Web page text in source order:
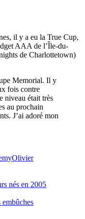
il y a eu la True Cup,
AAA de l’Île-du-
de Charlottetown)
Memorial. Il y
fois contre
niveau était très
au prochain
J’ai adoré mon
Olivier
nés en 2005